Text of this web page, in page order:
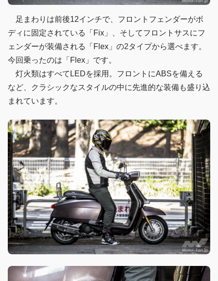
足まわりは前後12インチで、フロントフェンダーがボ
ディに固定されている「Fix」、そしてフロントサスにフ
ェンダーが装備される「Flex」の2タイプから選べます。
今回乗ったのは「Flex」です。
灯火類はすべてLEDを採用。フロントにABSを備える
など、クラシックなスタイルの中に先進的な装備も盛り込
まれています。